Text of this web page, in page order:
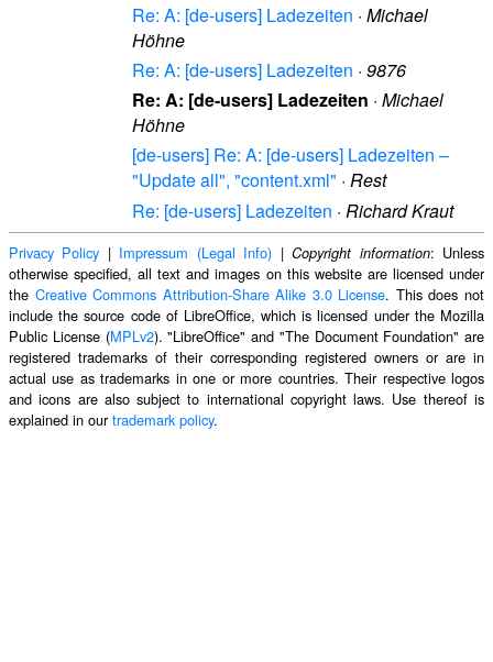
Re: A: [de-users] Ladezeiten · Michael
Höhne
Re: A: [de-users] Ladezeiten · 9876
Re: A: [de-users] Ladezeiten · Michael
Höhne
[de-users] Re: A: [de-users] Ladezeiten –
"Update all", "content.xml" · Rest
Re: [de-users] Ladezeiten · Richard Kraut
Privacy Policy | Impressum (Legal Info) |Copyright information: Unless
otherwise specified, all text and images on this website are licensed under
the Creative Commons Attribution-Share Alike 3.0 License. This does not
include the source code of LibreOffice, which is licensed under the Mozilla
Public License (MPLv2). "LibreOffice" and "The Document Foundation" are
registered trademarks of their corresponding registered owners or are in
actual use as trademarks in one or more countries. Their respective logos
and icons are also subject to international copyright laws. Use thereof is
explained in ourtrademark policy.